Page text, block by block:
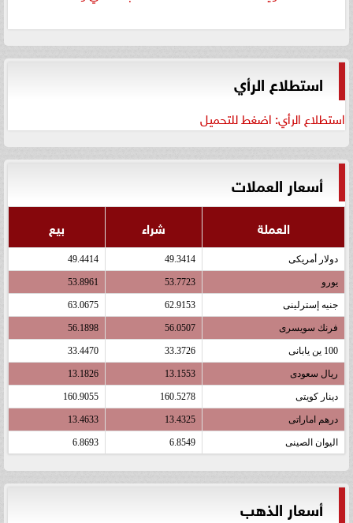
استطلاع الرأي
استطلاع الرأي: اضغط للتحميل
أسعار العملات
العملة شراء بيع
دولار أمريكى 49.3414
49.4414
يورو 53.7723
53.8961
جنيه إسترلينى 62.9153
63.0675
فرنك سويسرى 56.0507
56.1898
100 ين يابانى 33.3726
33.4470
ريال سعودى 13.1553
13.1826
دينار كويتى 160.5278
160.9055
درهم اماراتى 13.4325
13.4633
اليوان الصينى 6.8549
6.8693
أسعار الذهب